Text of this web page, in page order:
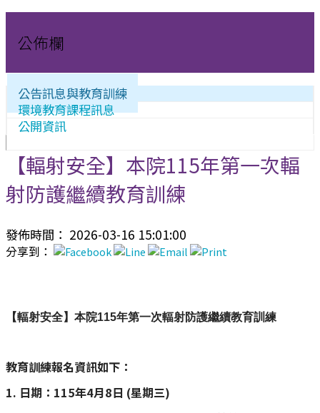
公佈欄
公告訊息與教育訓練
環境教育課程訊息
公開資訊
【輻射安全】本院115年第一次輻
射防護繼續教育訓練
發佈時間： 2026-03-16 15:01:00
分享到：
【輻射安全】本院115年第一次輻射防護繼續教育訓練
教育訓練報名資訊如下：
1. 日期：115年4月8日 (星期三)